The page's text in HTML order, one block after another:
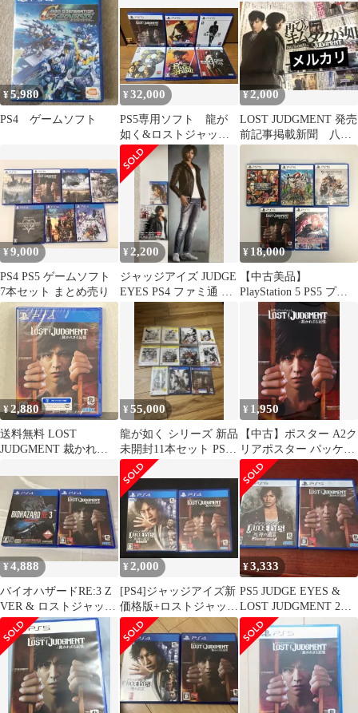
ントセット
ー
¥5,980
PS4 ゲームソフト
¥32,000
PS5専用ソフト 龍が
如く&ロストジャッジ
メント
¥2,000
LOST JUDGMENT 発売
前記事掲載新聞 八神
隆之 キムタク
¥9,000
PS4 PS5 ゲームソフト
7本セット まとめ売り
¥ 2,200
ジャッジアイズ JUDGE
EYES PS4 ファミ通 セ
ガ限定ポスター セット
¥ 18,000
【中古美品】
PlayStation 5 PS5 プレ
イステーション5 プレ
ステ5 ソフト 5本 まと
め FATAL FURY ロスト
ジャッジメント など
【026-251125-mh-09-
fuz】
¥2,880
送料無料 LOST
JUDGMENT 裁かれざ
フト 【新品未開封】
SONY ソニー ロストジ
ャッジメント セガ /
5102024在★14
¥55,000
龍が如く シリーズ 新品
未開封11本セット PS3
PS4 PSP
¥ 1,950
【中古】ポスター A2ク
リアポスター パッケー
ジイラスト 「PS5/PS4
ソフト LOST
JUDGMENT：裁かれざ
る記憶」 楽天ブックス
購入特典
¥4,888
バイオハザードRE:3 Z
VER & ロストジャッジ
メント 裁かれざる記憶
¥2,000
[PS4]ジャッジアイズ新
価格版+ロストジャッジ
メント
¥3,333
PS5 JUDGE EYES &
LOST JUDGMENT 2本
セット